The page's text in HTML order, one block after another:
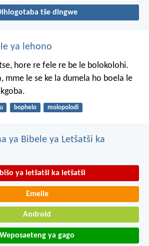
tše dingwe
ya lehono
hore re fele re be le bolokolohi.
mme le se ke la dumela ho boela le
bophelo molopolodi
ya Bibele ya Letšatši ka
ya letšatši ka letšatši
Emeile
Android
Weposaeteng ya gago